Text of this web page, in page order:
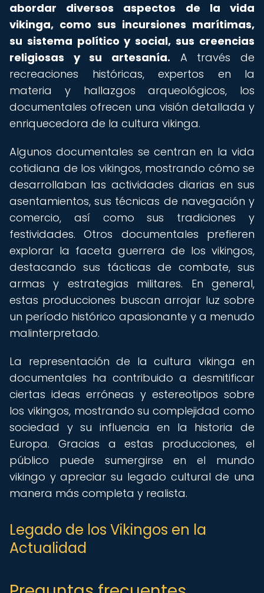
abordar diversos aspectos de la vida
vikinga, como sus incursiones marítimas,
su sistema político y social, sus creencias
religiosas y su artesanía. A través de
recreaciones históricas, expertos en la
materia y hallazgos arqueológicos, los
documentales ofrecen una visión detallada y
enriquecedora de la cultura vikinga.
Algunos documentales se centran en la vida
cotidiana de los vikingos, mostrando cómo se
desarrollaban las actividades diarias en sus
asentamientos, sus técnicas de navegación y
comercio, así como sus tradiciones y
festividades. Otros documentales prefieren
explorar la faceta guerrera de los vikingos,
destacando sus tácticas de combate, sus
armas y estrategias militares. En general,
estas producciones buscan arrojar luz sobre
un período histórico apasionante y a menudo
malinterpretado.
La representación de la cultura vikinga en
documentales ha contribuido a desmitificar
ciertas ideas erróneas y estereotipos sobre
los vikingos, mostrando su complejidad como
sociedad y su influencia en la historia de
Europa. Gracias a estas producciones, el
público puede sumergirse en el mundo
vikingo y apreciar su legado cultural de una
manera más completa y realista.
Legado de los Vikingos en la
Actualidad